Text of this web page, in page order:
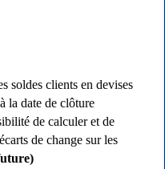
soldes clients en devises
la date de clôture
de calculer et de
de change sur les